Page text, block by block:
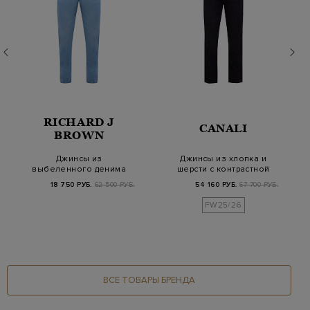
RICHARD J
BROWN
Джинсы из
выбеленного денима
с двухцветной
прострочкой…
18 750 РУБ. 62 500 РУБ.
CANALI
Джинсы из хлопка и
шерсти с контрастной
прострочкой
54 160 РУБ. 67 700 РУБ.
FW25/26
ВСЕ ТОВАРЫ БРЕНДА